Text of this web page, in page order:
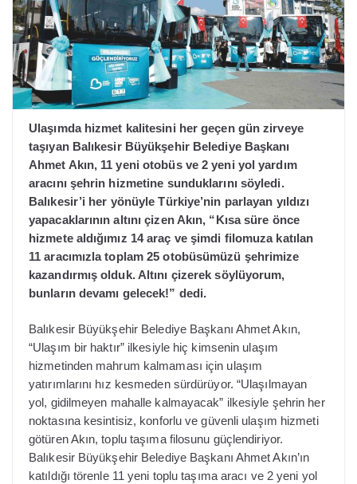
Ulaşımda hizmet kalitesini her geçen gün zirveye
taşıyan Balıkesir Büyükşehir Belediye Başkanı
Ahmet Akın, 11 yeni otobüs ve 2 yeni yol yardım
aracını şehrin hizmetine sunduklarını söyledi.
Balıkesir’i her yönüyle Türkiye’nin parlayan yıldızı
yapacaklarının altını çizen Akın, “Kısa süre önce
hizmete aldığımız 14 araç ve şimdi filomuza katılan
11 aracımızla toplam 25 otobüsümüzü şehrimize
kazandırmış olduk. Altını çizerek söylüyorum,
bunların devamı gelecek!” dedi.
Balıkesir Büyükşehir Belediye Başkanı Ahmet Akın,
“Ulaşım bir haktır” ilkesiyle hiç kimsenin ulaşım
hizmetinden mahrum kalmaması için ulaşım
yatırımlarını hız kesmeden sürdürüyor. “Ulaşılmayan
yol, gidilmeyen mahalle kalmayacak” ilkesiyle şehrin her
noktasına kesintisiz, konforlu ve güvenli ulaşım hizmeti
götüren Akın, toplu taşıma filosunu güçlendiriyor.
Balıkesir Büyükşehir Belediye Başkanı Ahmet Akın’ın
katıldığı törenle 11 yeni toplu taşıma aracı ve 2 yeni yol